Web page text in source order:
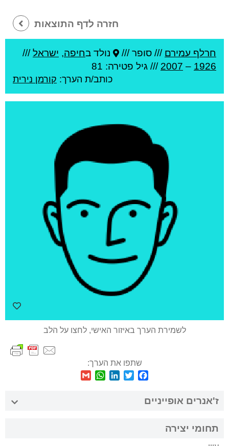
חזרה לדף התוצאות
חרלף עמירם /// סופר /// נולד בחיפה, ישראל///
1926
–
2007 /// גיל פטירה: 81
כותב/ת הערך: קורמן נירית
לשמירת הערך באיזור האישי, לחצו על הלב
שתפו את הערך:
Facebook
Twitter
LinkedIn
WhatsApp
ז'אנרים אופייניים
תחומי יצירה